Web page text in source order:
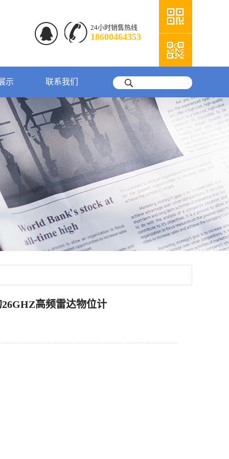
24小时销售热线
18600464353
示 联系我们
高频雷达物位计